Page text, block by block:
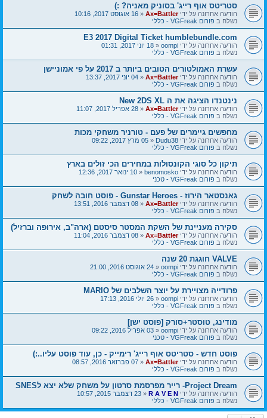
סטריטס אוף רייג' בסוניק מאניה? :)
הודעה אחרונה על ידי Ax=Battler
«16 אוגוסט 2017, 10:16
נשלח בפורום VGFreak - כללי
E3 2017 Digital Ticket humblebundle.com
הודעה אחרונה על ידי oompi
«18 יוני 2017, 01:31
נשלח בפורום VGFreak - כללי
עשרת האמולטורים הטובים ביותר ב 2017 על פי אמוניישן
הודעה אחרונה על ידי Ax=Battler
«04 יוני 2017, 13:37
נשלח בפורום VGFreak - כללי
נינטנדו הציגה את ה New 2DS XL
הודעה אחרונה על ידי Ax=Battler
«28 אפריל 2017, 11:07
נשלח בפורום VGFreak - כללי
מחפשים גיימרים של פעם - טורניר משחקי מכות
הודעה אחרונה על ידי Dudu38
«05 מרץ 2017, 09:22
נשלח בפורום VGFreak - כללי
תיקון כל סוגי הקונסולות במחירים הכי זולים בארץ
הודעה אחרונה על ידי benomosko
«10 ינואר 2017, 12:36
נשלח בפורום VGFreak - טכני
גאנסטאר הירוז - Gunstar Heroes - פוסט חובה לשחק
הודעה אחרונה על ידי Ax=Battler
«08 דצמבר 2016, 13:51
נשלח בפורום VGFreak - כללי
סקירה מעניינת של השקת המסטר סיסטם (ארה"ב, אירופה וברזיל)
הודעה אחרונה על ידי Ax=Battler
«08 דצמבר 2016, 11:04
נשלח בפורום VGFreak - כללי
VALVE חוגגת 20 שנה
הודעה אחרונה על ידי oompi
«24 אוגוסט 2016, 21:00
נשלח בפורום VGFreak - כללי
פרודייה מצויירת על יוצר השלבים של MARIO
הודעה אחרונה על ידי oompi
«26 יולי 2016, 17:13
נשלח בפורום VGFreak - כללי
מודינג, טוסטר+סורק [פוסט ישן]
הודעה אחרונה על ידי oompi
«03 אפריל 2016, 09:22
נשלח בפורום VGFreak - טכני
פוסט חדש - סטריטס אוף רייג' רימייק - כן, עוד פוסט עליו..:)
הודעה אחרונה על ידי Ax=Battler
«07 פברואר 2016, 08:57
נשלח בפורום VGFreak - כללי
Project Dream- רייר מפרסמת סרטון על משחק שלא יצא לSNES
הודעה אחרונה על ידי R A V E N
«23 דצמבר 2015, 10:57
נשלח בפורום VGFreak - כללי